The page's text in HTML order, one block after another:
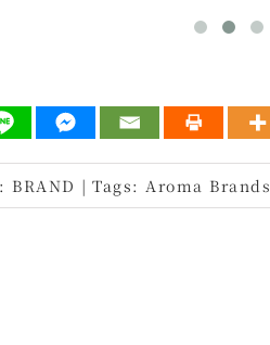
BRAND | Tags:Aroma Brands